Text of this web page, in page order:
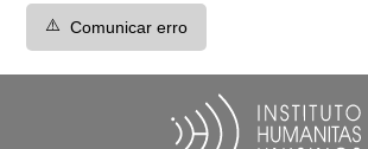
⚠️ Comunicar erro